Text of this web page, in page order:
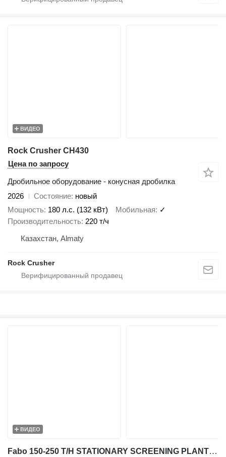
ВИДЕО
Rock Crusher CH430
Цена по запросу
Дробильное оборудование - конусная дробилка
2026
Состояние новый
Мощность 180 л.с. (132 кВт) Мобильная
✓
Производительность 220 т/ч
Казахстан, Almaty
Rock Crusher
ВИДЕО
Fabo 150-250 T/H STATIONARY SCREENING PLANT & WASHING PLANT